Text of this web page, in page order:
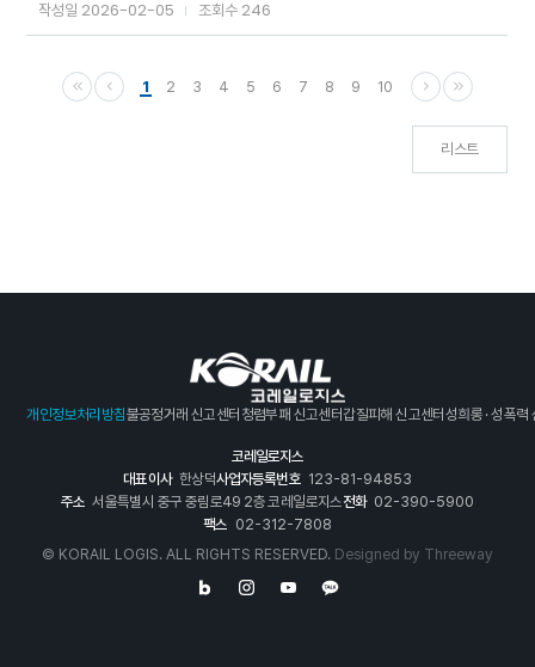
작성일 2026-02-05 조회수 246
1 2 3 4 5 6 7 8 9 10
리스트
개인정보처리방침불공정거래 신고센터 청렴부패 신고센터갑질피해 신고센터성희롱 · 성폭력
코레일로지스
대표이사 한상덕사업자등록번호 123-81-94853
주소 서울특별시 중구 중림로49 2층 코레일로지스전화 02-390-5900
팩스 02-312-7808
© KORAIL LOGIS. ALL RIGHTS RESERVED. Designed by Threeway